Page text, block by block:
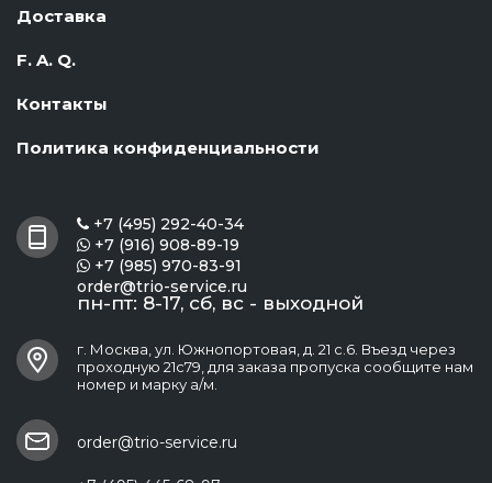
Доставка
F. A. Q.
Контакты
Политика конфиденциальности
 +7 (495) 292-40-34
 +7 (916) 908-89-19
 +7 (985) 970-83-91
order@trio-service.ru
пн-пт: 8-17, сб, вс - выходной
г. Москва, ул. Южнопортовая, д. 21 с.6. Въезд через
проходную 21с79, для заказа пропуска сообщите нам
номер и марку а/м.
order@trio-service.ru